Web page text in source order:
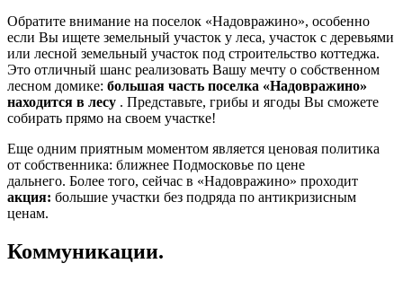
Обратите внимание на поселок «Надовражино», особенно
если Вы ищете земельный участок у леса, участок с деревьями
или лесной земельный участок под строительство коттеджа.
Это отличный шанс реализовать Вашу мечту о собственном
лесном домике: большая часть поселка «Надовражино»
находится в лесу . Представьте, грибы и ягоды Вы сможете
собирать прямо на своем участке!
Еще одним приятным моментом является ценовая политика
от собственника: ближнее Подмосковье по цене
дальнего. Более того, сейчас в «Надовражино» проходит
акция: большие участки без подряда по антикризисным
ценам.
Коммуникации.